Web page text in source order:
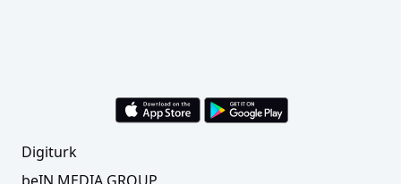
Digiturk